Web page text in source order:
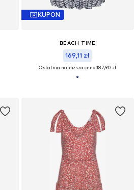
KUPON
BEACH TIME
169,11 zł
Ostatnia najniższa cena:187,90 zł